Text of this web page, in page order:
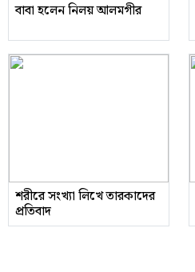
বাবা হলেন নিলয় আলমগীর
শরীরে সংখ্যা লিখে তারকাদের
প্রতিবাদ